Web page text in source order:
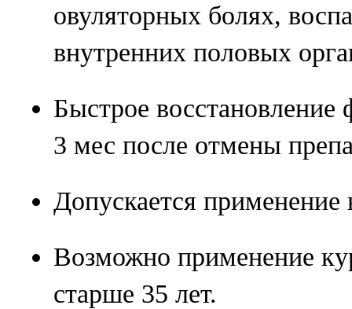
овуляторных болях,
внутренних половых
Быстрое восстановление
3 мес после отмены
Допускается применение
Возможно применение
старше 35 лет.